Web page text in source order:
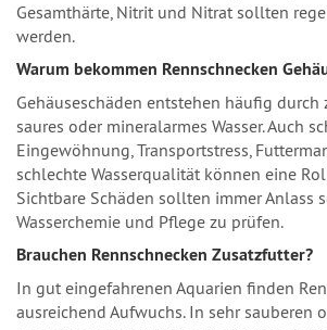
Gesamthärte, Nitrit und Nitrat sollten
werden.
Warum bekommen Rennschnecken
Gehäuseschäden entstehen häufig durch
saures oder mineralarmes Wasser. Auch
Eingewöhnung, Transportstress,
schlechte Wasserqualität können eine
Sichtbare Schäden sollten immer Anlass
Wasserchemie und Pflege zu prüfen.
Brauchen Rennschnecken Zusatzfutter?
In gut eingefahrenen Aquarien finden
ausreichend Aufwuchs. In sehr sauberen